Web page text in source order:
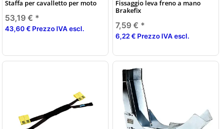
Staffa per cavalletto per moto
53,19 € *
43,60 € Prezzo IVA escl.
Fissaggio leva freno a mano
Brakefix
7,59 € *
6,22 € Prezzo IVA escl.